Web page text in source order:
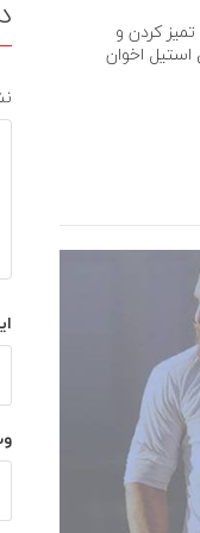
تمیز کردن و
اخوان